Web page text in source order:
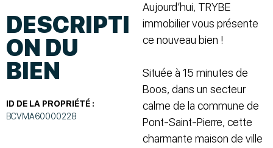
DESCRIPTI
ON DU
BIEN
ID DE LA PROPRIÉTÉ :
BCVMA60000228
Aujourd’hui, TRYBE
immobilier vous présente
ce nouveau bien !
Située à 15 minutes de
Boos, dans un secteur
calme de la commune de
Pont-Saint-Pierre, cette
charmante maison de ville